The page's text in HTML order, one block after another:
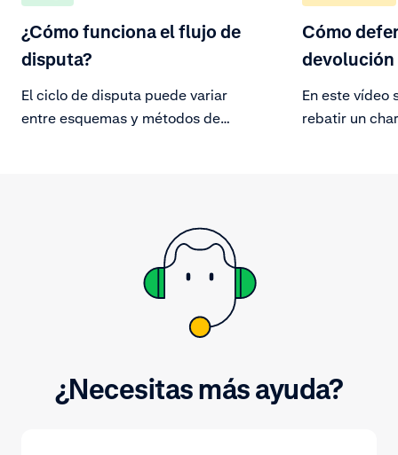
¿Cómo funciona el flujo de
disputa?
El ciclo de disputa puede variar
entre esquemas y métodos de
Cómo
devolución
En este vídeo
rebatir un
¿Necesitas más ayuda?